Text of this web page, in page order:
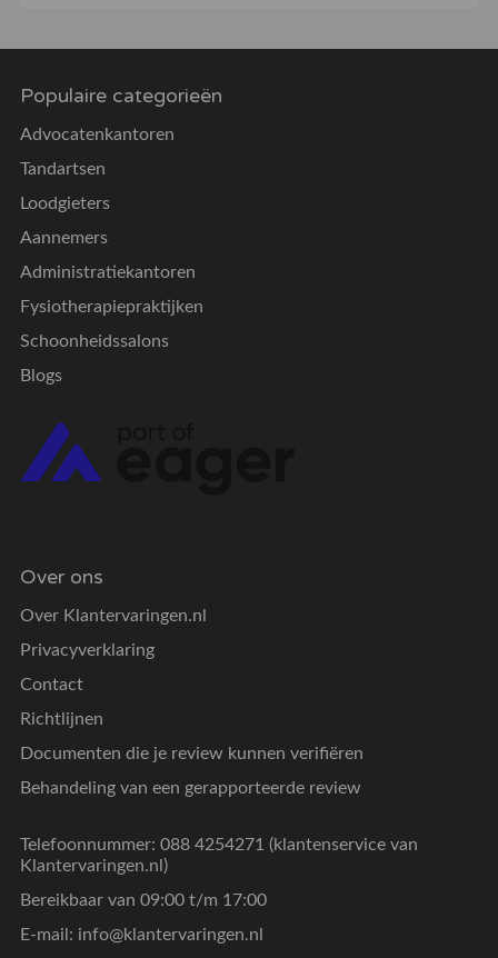
Populaire categorieën
Advocatenkantoren
Tandartsen
Loodgieters
Aannemers
Administratiekantoren
Fysiotherapiepraktijken
Schoonheidssalons
Blogs
Over ons
Over Klantervaringen.nl
Privacyverklaring
Contact
Richtlijnen
Documenten die je review kunnen verifiëren
Behandeling van een gerapporteerde review
Telefoonnummer: 088 4254271 (klantenservice van
Klantervaringen.nl)
Bereikbaar van 09:00 t/m 17:00
E-mail: info@klantervaringen.nl